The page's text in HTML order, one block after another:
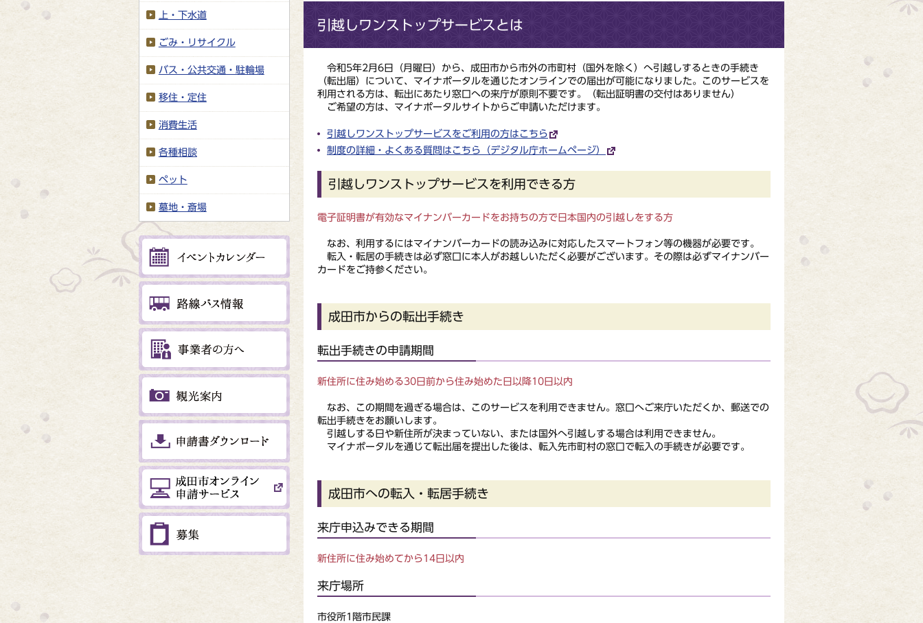
引越しワンストップサービスとは
令和5年2月6日（月曜日）から、成田市から市外の市町村（国外を除く）へ引越しするときの手続き
（転出届）について、マイナポータルを通じたオンラインでの届出が可能になりました。このサービスを
利用される方は、転出にあたり窓口への来庁が原則不要です。（転出証明書の交付はありません）
ご希望の方は、マイナポータルサイトからご申請いただけます。
引越しワンストップサービスをご利用の方はこちら
制度の詳細・よくある質問はこちら（デジタル庁ホームページ）
引越しワンストップサービスを利用できる方
電子証明書が有効なマイナンバーカードをお持ちの方で日本国内の引越しをする方
なお、利用するにはマイナンバーカードの読み込みに対応したスマートフォン等の機器が必要です。
転入・転居の手続きは必ず窓口に本人がお越しいただく必要がございます。その際は必ずマイナンバー
カードをご持参ください。
成田市からの転出手続き
転出手続きの申請期間
新住所に住み始める30日前から住み始めた日以降10日以内
なお、この期間を過ぎる場合は、このサービスを利用できません。窓口へご来庁いただくか、郵送での
転出手続きをお願いします。
引越しする日や新住所が決まっていない、または国外へ引越しする場合は利用できません。
マイナポータルを通じて転出届を提出した後は、転入先市町村の窓口で転入の手続きが必要です。
成田市への転入・転居手続き
来庁申込みできる期間
新住所に住み始めてから14日以内
来庁場所
市役所1階市民課
上・下水道
ごみ・リサイクル
バス・公共交通・駐輪場
移住・定住
消費生活
各種相談
ペット
墓地・斎場